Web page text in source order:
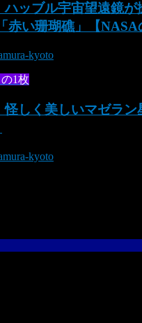
ハッブル宇宙望遠鏡
赤い珊瑚礁」【NASA
kyoto
1枚
怪しく美しいマゼラ
kyoto